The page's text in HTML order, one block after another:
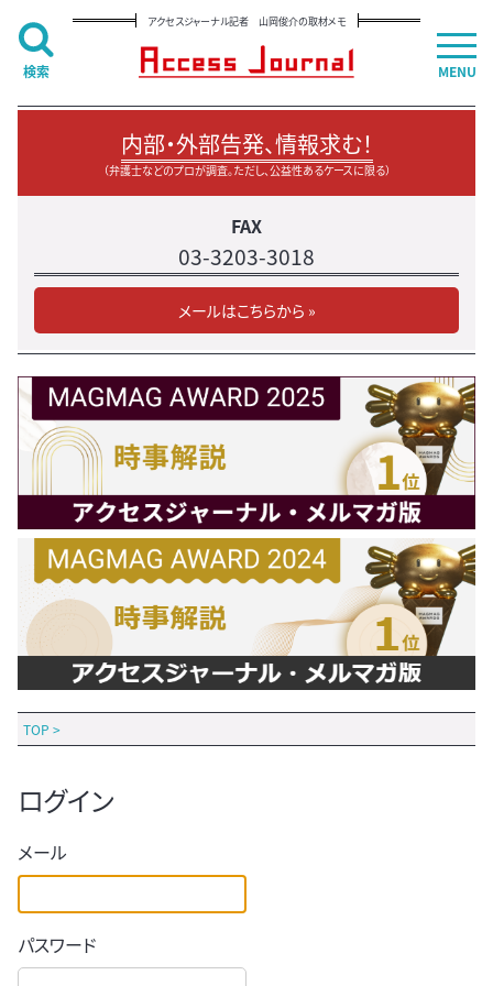
アクセスジャーナル記者 山岡俊介の取材メモ
内部・外部告発、情報求む！
（弁護士などのプロが調査。ただし、公益性あるケースに限る）
FAX
03-3203-3018
メールはこちらから »
TOP >
ログイン
メール
パスワード
MENU
検索